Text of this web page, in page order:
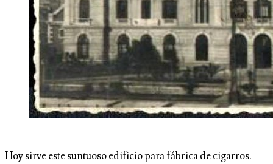
Hoy sirve este suntuoso edificio para fábrica de cigarros.